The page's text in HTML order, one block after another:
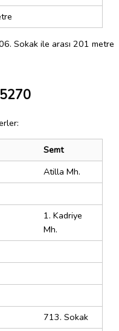
Sokak ile arası 201 metre
Semt
Atilla Mh.
1. Kadriye
Mh.
713. Sokak